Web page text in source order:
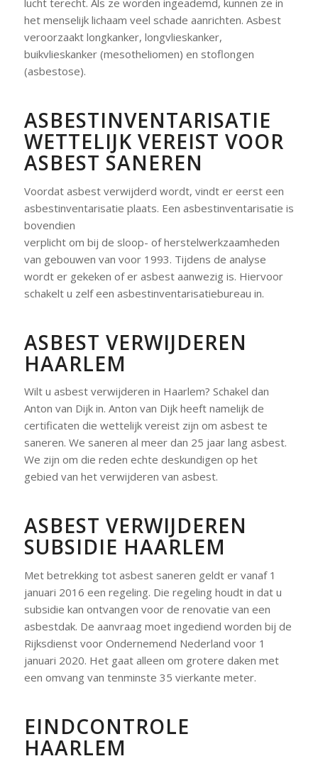
het menselijk lichaam veel schade aanrichten. Asbest
veroorzaakt longkanker, longvlieskanker,
buikvlieskanker (mesotheliomen) en stoflongen
(asbestose).
ASBESTINVENTARISATIE
WETTELIJK VEREIST VOOR
ASBEST SANEREN
Voordat asbest verwijderd wordt, vindt er eerst een
asbestinventarisatie plaats. Een asbestinventarisatie is
bovendien
verplicht om bij de sloop- of herstelwerkzaamheden
van gebouwen van voor 1993. Tijdens de analyse
wordt er gekeken of er asbest aanwezig is. Hiervoor
schakelt u zelf een asbestinventarisatiebureau in.
ASBEST VERWIJDEREN
HAARLEM
Wilt u asbest verwijderen in Haarlem? Schakel dan
Anton van Dijk in. Anton van Dijk heeft namelijk de
certificaten die wettelijk vereist zijn om asbest te
saneren. We saneren al meer dan 25 jaar lang asbest.
We zijn om die reden echte deskundigen op het
gebied van het verwijderen van asbest.
ASBEST VERWIJDEREN
SUBSIDIE HAARLEM
Met betrekking tot asbest saneren geldt er vanaf 1
januari 2016 een regeling. Die regeling houdt in dat u
subsidie kan ontvangen voor de renovatie van een
asbestdak. De aanvraag moet ingediend worden bij de
Rijksdienst voor Ondernemend Nederland voor 1
januari 2020. Het gaat alleen om grotere daken met
een omvang van tenminste 35 vierkante meter.
EINDCONTROLE
HAARLEM